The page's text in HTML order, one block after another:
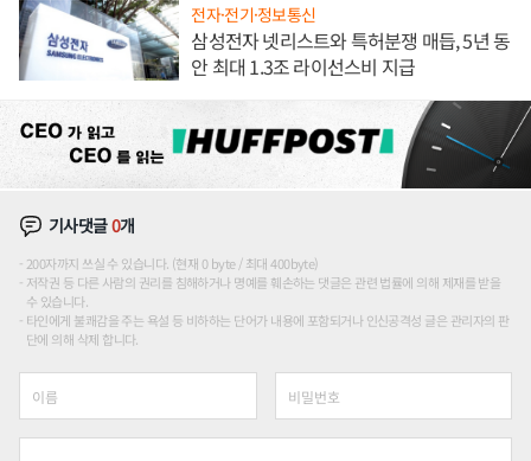
전자·전기·정보통신
삼성전자 넷리스트와 특허분쟁 매듭, 5년 동
안 최대 1.3조 라이선스비 지급
기사댓글0개
200자까지 쓰실 수 있습니다. (현재 0 byte / 최대 400byte)
저작권 등 다른 사람의 권리를 침해하거나 명예를 훼손하는 댓글은 관련 법률에 의해 제재를 받을
수 있습니다.
타인에게 불쾌감을 주는 욕설 등 비하하는 단어가 내용에 포함되거나 인신공격성 글은 관리자의 판
단에 의해 삭제 합니다.